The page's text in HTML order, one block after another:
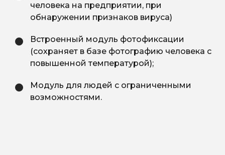
человека на предприятии, при
обнаружении признаков вируса)
Встроенный модуль фотофиксации
(сохраняет в базе фотографию человека с
повышенной температурой);
Модуль для людей с ограниченными
возможностями.